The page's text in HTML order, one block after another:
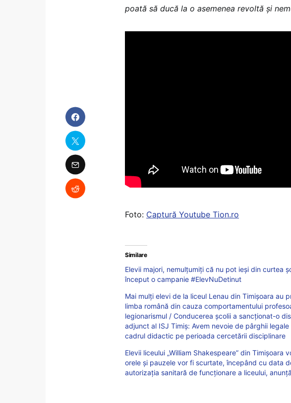
poată să ducă la o asemenea revoltă și
Foto: Captură Youtube Tion.ro
Similare
Elevii majori, nemulțumiți că nu pot ieși din curtea
început o campanie #ElevNuDetinut
Mai mulți elevi de la liceul Lenau din Timișoara au
limba română din cauza comportamentului
legionarismul / Conducerea școlii a sancționat-o
adjunct al ISJ Timiș: Avem nevoie de pârghii
cadrul didactic pe perioada cercetării disciplinare
Elevii liceului „William Shakespeare” din Timișoara
orele și pauzele vor fi scurtate, începând cu data
autorizația sanitară de funcționare a liceului,